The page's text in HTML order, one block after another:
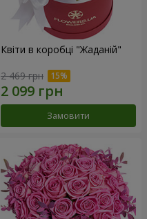
Квіти в коробці "Жаданій"
2 469 грн
Замовити